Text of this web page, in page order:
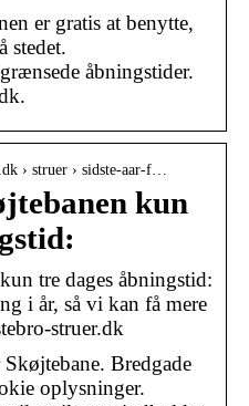
er gratis at benytte,
stedet.
åbningstider.
› struer › sidste-aar-f…
kun
tre dages åbningstid:
i år, så vi kan få mere
struer.dk
Bredgade
oplysninger.